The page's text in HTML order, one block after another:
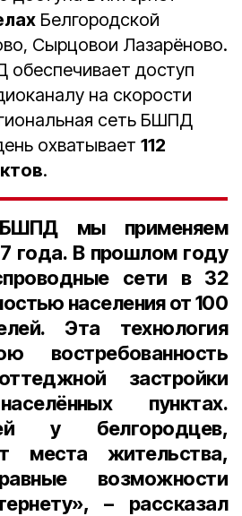
Белгородской
Сырцовои Лазарёново.
доступ
на скорости
сеть БШПД
охватывает 112
.
БШПД мы применяем
года. В прошлом году
сети в 32
населенияот 100
Эта технология
востребованность
застройки
пунктах.
у белгородцев,
места жительства,
возможности
– рассказал